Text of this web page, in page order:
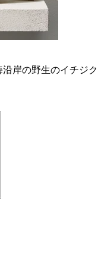
岸の野生のイチジク